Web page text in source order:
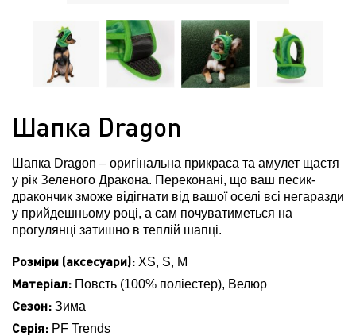
Шапка Dragon
Шапка Dragon – оригінальна прикраса та амулет щастя
у рік Зеленого Дракона. Переконані, що ваш песик-
дракончик зможе відігнати від вашої оселі всі негаразди
у прийдешньому році, а сам почуватиметься на
прогулянці затишно в теплій шапці.
Розміри (аксесуари): XS, S, M
Матеріал: Повсть (100% поліестер), Велюр
Сезон: Зима
Серія: PF Trends